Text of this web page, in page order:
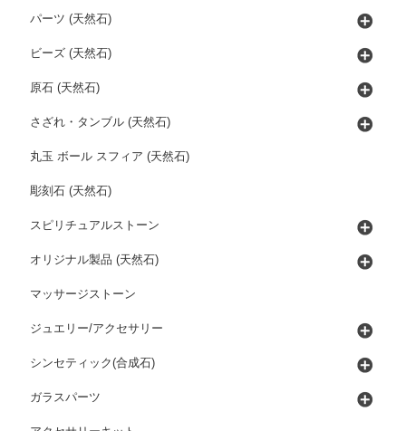
パーツ (天然石)
ビーズ (天然石)
原石 (天然石)
さざれ・タンブル (天然石)
丸玉 ボール スフィア (天然石)
彫刻石 (天然石)
スピリチュアルストーン
オリジナル製品 (天然石)
マッサージストーン
ジュエリー/アクセサリー
シンセティック(合成石)
ガラスパーツ